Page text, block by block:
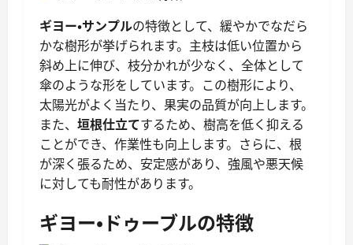
ギヨー・サンプルの特徴として、緩やかでなだら
かな樹形が挙げられます。主枝は低い位置から
斜め上に伸び、枝分かれが少なく、全体として
傘のような形をしています。この樹形により、
太陽光がよく当たり、果実の品質が向上します。
また、 垣根仕立てするため、樹高を低く抑える
ことができ、作業性も向上します。さらに、根
が深く張るため、安定感があり、強風や悪天候
に対しても耐性があります。
ギヨー・ドゥーブルの特徴